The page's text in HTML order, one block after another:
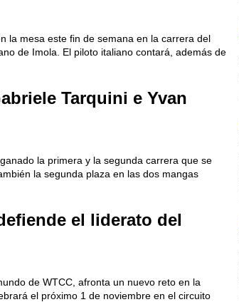
la mesa este fin de semana en la carrera del
de Imola. El piloto italiano contará, además de
Tarquini e Yvan
la primera y la segunda carrera que se
la segunda plaza en las dos mangas
el liderato del
de WTCC, afronta un nuevo reto en la
el próximo 1 de noviembre en el circuito